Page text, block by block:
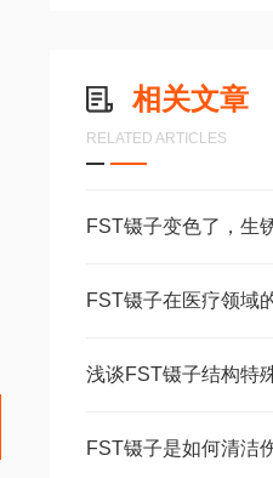
相关文章
RELATED ARTICLES
FST镊子在医疗领域
浅谈FST镊子结构特
FST镊子是如何清洁